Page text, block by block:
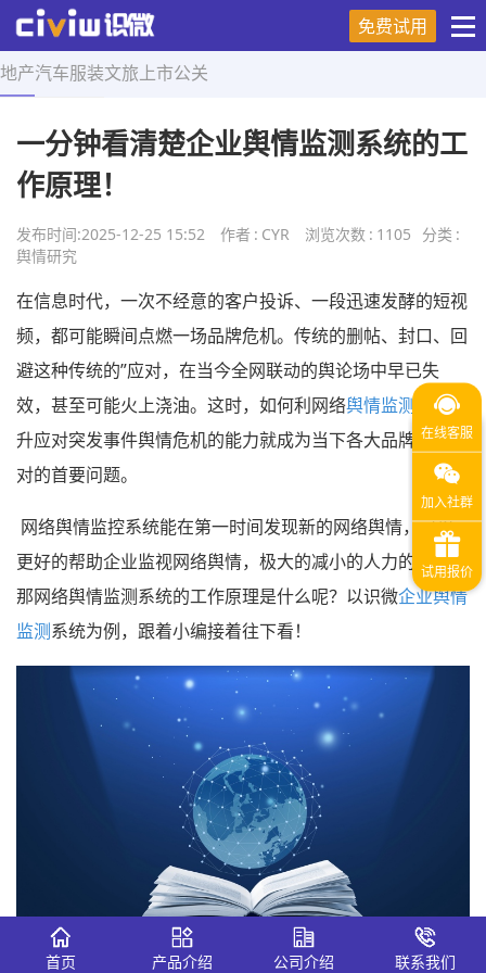
免费试用
地产汽车服装文旅 上市公关
首页 > 舆情研究 > 正文
一分钟看清楚企业舆情监测系统的工
作原理！
发布时间:2025-12-25 15:52 作者 : CYR 浏览次数 : 1105 分类 :
舆情研究
在信息时代，一次不经意的客户投诉、一段迅速发酵的短视
频，都可能瞬间点燃一场品牌危机。传统的删帖、封口、回
避这种传统的”应对，在当今全网联动的舆论场中早已失
效，甚至可能火上浇油。这时，如何利网络舆情监测系统提
升应对突发事件舆情危机的能力就成为当下各大品牌公司面
对的首要问题。
网络舆情监控系统能在第一时间发现新的网络舆情，可以
更好的帮助企业监视网络舆情，极大的减小的人力的负担。
那网络舆情监测系统的工作原理是什么呢？以识微企业舆情
监测系统为例，跟着小编接着往下看！
首页 产品介绍 公司介绍 联系我们